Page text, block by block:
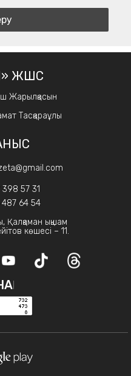
ЖШС
Жарылқасын
Тасқараұлы
398 57 31
487 64 54
Қалқаман ықшам
көшесі – 11.